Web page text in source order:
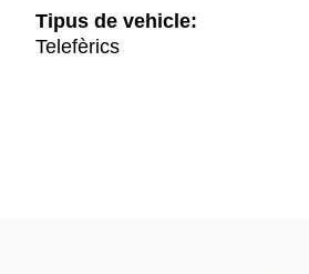
Tipus de vehicle:
Telefèrics